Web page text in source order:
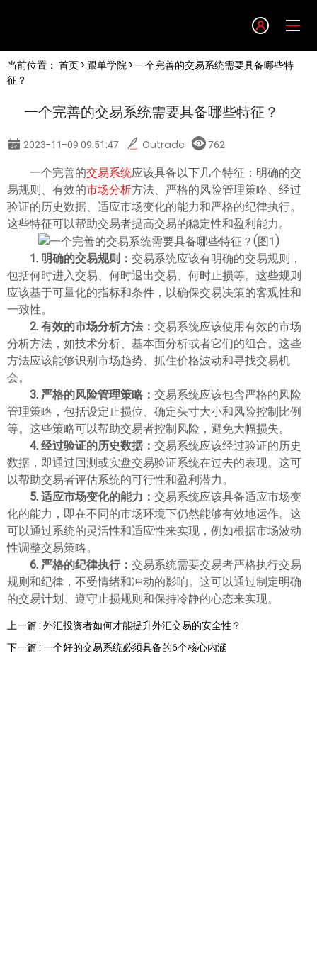
English
简体中文
한글
日本語
Tiếng việt
ไทย
当前位置： 首页> 跟单学院> 一个完善的交易系统需要具备哪些特
征？
一个完善的交易系统需要具备哪些特征？
2023-11-09 09:51:47 Outrade 762
一个完善的交易系统应该具备以下几个特征：明确的交
易规则、有效的市场分析方法、严格的风险管理策略、经过
验证的历史数据、适应市场变化的能力和严格的纪律执行。
这些特征可以帮助交易者提高交易的稳定性和盈利能力。
1. 明确的交易规则： 交易系统应该有明确的交易规则，
包括何时进入交易、何时退出交易、何时止损等。这些规则
应该基于可量化的指标和条件，以确保交易决策的客观性和
一致性。
2. 有效的市场分析方法： 交易系统应该使用有效的市场
分析方法，如技术分析、基本面分析或者它们的组合。这些
方法应该能够识别市场趋势、抓住价格波动和寻找交易机
会。
3. 严格的风险管理策略： 交易系统应该包含严格的风险
管理策略，包括设定止损位、确定头寸大小和风险控制比例
等。这些策略可以帮助交易者控制风险，避免大幅损失。
4. 经过验证的历史数据： 交易系统应该经过验证的历史
数据，即通过回测或实盘交易验证系统在过去的表现。这可
以帮助交易者评估系统的可行性和盈利潜力。
5. 适应市场变化的能力： 交易系统应该具备适应市场变
化的能力，即在不同的市场环境下仍然能够有效地运作。这
可以通过系统的灵活性和适应性来实现，例如根据市场波动
性调整交易策略。
6. 严格的纪律执行： 交易系统需要交易者严格执行交易
规则和纪律，不受情绪和冲动的影响。这可以通过制定明确
的交易计划、遵守止损规则和保持冷静的心态来实现。
上一篇 : 外汇投资者如何才能提升外汇交易的安全性？
下一篇 : 一个好的交易系统必须具备的6个核心内涵